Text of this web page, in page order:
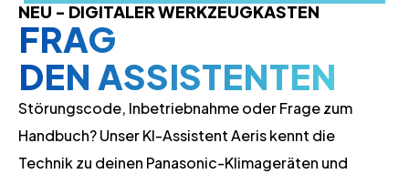
NEU - DIGITALER WERKZEUGKASTEN
FRAG
DEN ASSISTENTEN
Störungscode, Inbetriebnahme oder Frage zum
Handbuch? Unser KI-Assistent Aeris kennt die
Technik zu deinen Panasonic-Klimageräten und